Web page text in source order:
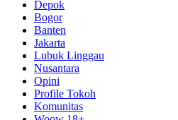
Depok
Bogor
Banten
Jakarta
Lubuk Linggau
Nusantara
Opini
Profile Tokoh
Komunitas